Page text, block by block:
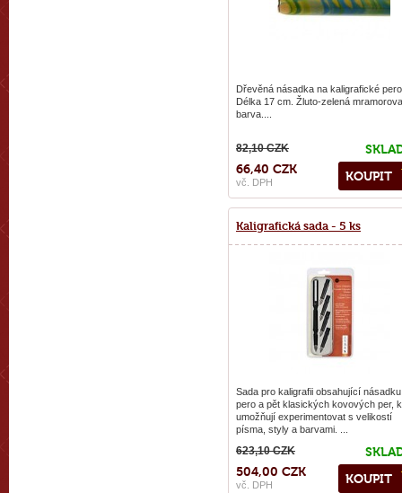
Dřevěná násadka na kaligrafické
Délka 17 cm. Žluto-zelená
barva....
KOUPIT
82,10 CZK
66,40 CZK
vč. DPH
Kaligrafická sada - 5 ks
Sada pro kaligrafii obsahující
pero a pět klasických kovových per,
umožňují experimentovat s velikostí
písma, styly a barvami. ...
KOUPIT
623,10 CZK
504,00 CZK
vč. DPH